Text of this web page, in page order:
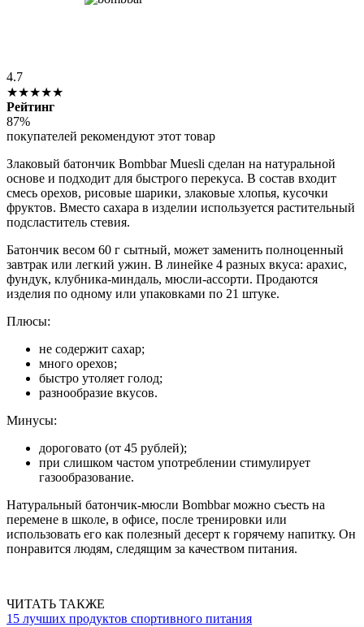
4.7
★★★★★
Рейтинг
87%
покупателей рекомендуют этот товар
Злаковый батончик Bombbar Muesli сделан на натуральной
основе и подходит для быстрого перекуса. В состав входит
смесь орехов, рисовые шарики, злаковые хлопья, кусочки
фруктов. Вместо сахара в изделии используется растительный
подсластитель стевия.
Батончик весом 60 г сытный, может заменить полноценный
завтрак или легкий ужин. В линейке 4 разных вкуса: арахис,
фундук, клубника-миндаль, мюсли-ассорти. Продаются
изделия по одному или упаковками по 21 штуке.
Плюсы:
не содержит сахар;
много орехов;
быстро утоляет голод;
разнообразие вкусов.
Минусы:
дороговато (от 45 рублей);
при слишком частом употреблении стимулирует
газообразование.
Натуральный батончик-мюсли Bombbar можно съесть на
перемене в школе, в офисе, после тренировки или
использовать его как полезный десерт к горячему напитку. Он
понравится людям, следящим за качеством питания.
ЧИТАТЬ ТАКЖЕ
15 лучших продуктов спортивного питания